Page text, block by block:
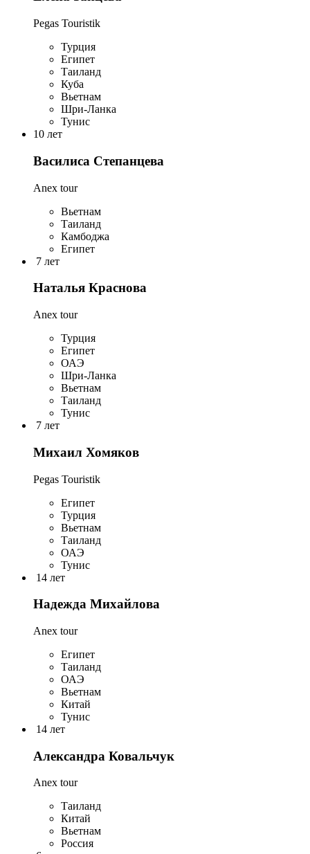
Pegas Touristik
Турция
Египет
Таиланд
Куба
Вьетнам
Шри-Ланка
Тунис
10 лет
Василиса Степанцева
Anex tour
Вьетнам
Таиланд
Камбоджа
Египет
7 лет
Наталья Краснова
Anex tour
Турция
Египет
ОАЭ
Шри-Ланка
Вьетнам
Таиланд
Тунис
7 лет
Михаил Хомяков
Pegas Touristik
Египет
Турция
Вьетнам
Таиланд
ОАЭ
Тунис
14 лет
Надежда Михайлова
Anex tour
Египет
Таиланд
ОАЭ
Вьетнам
Китай
Тунис
14 лет
Александра Ковальчук
Anex tour
Таиланд
Китай
Вьетнам
Россия